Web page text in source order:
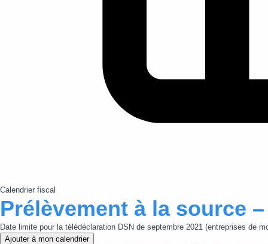
Calendrier fiscal
Prélèvement à la source –
Date limite pour la télédéclaration DSN de septembre 2021 (entreprises de
Ajouter à mon calendrier